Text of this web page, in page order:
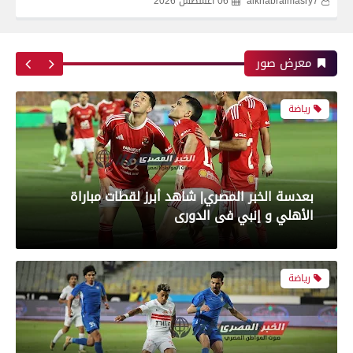
معرض صور
بعدسة الخبر المصري| شاهد أبرز لقطات مباراة زد و
بيراميدز فى نهائى كأس مصر
رياضة
بعدسة الخبر المصري| شاهد أبرز لقطات مباراة
الأهلي و إنبي فى الدورى
رياضة